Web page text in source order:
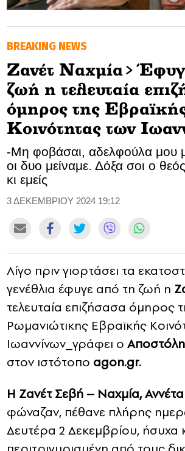
SOOZIE’S FRIENDS
CULTURE
TASTELAND
TECH
HEALTH
MEDIALAND
DIA Y NOCHE
CONTACT
ADVERTISE
BREAKING NEWS
Ζανέτ Ναχμία>
ζωή η τελευταία
όμηρος της
Κοινότητας των
-Μη φοβάσαι, αδελφούλα μου
οι δυο μείναμε. Δόξα σοι ο
κι εμείς
3 ΔΕΚΕΜΒΡΙΟΥ 2024 19:12
Λίγο πριν γιορτάσει τα
γενέθλια έφυγε από τη ζωή η
τελευταία επιζήσασα όμηρος
Ρωμανιώτικης Εβραϊκής
Ιωαννίνων_γράφει ο
στον ιστότοπο agon.gr.
Η Ζανέτ Σεβή – Ναχμία, Αννέτα
φώναζαν, πέθανε πλήρης
Δευτέρα 2 Δεκεμβρίου, ήσυχα